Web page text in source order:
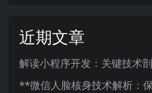
近期文章
解读小程序开发：关键技术
**微信人脸核身技术解析：